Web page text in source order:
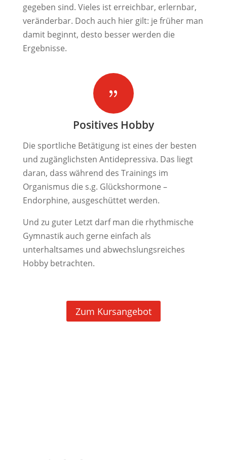
gegeben sind. Vieles ist erreichbar, erlernbar,
veränderbar. Doch auch hier gilt: je früher man
damit beginnt, desto besser werden die
Ergebnisse.
{
Positives Hobby
Die sportliche Betätigung ist eines der besten
und zugänglichsten Antidepressiva. Das liegt
daran, dass während des Trainings im
Organismus die s.g. Glückshormone –
Endorphine, ausgeschüttet werden.
Und zu guter Letzt darf man die rhythmische
Gymnastik auch gerne einfach als
unterhaltsames und abwechslungsreiches
Hobby betrachten.
Zum Kursangebot